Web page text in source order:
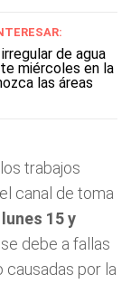
de agua
miércoles en la
las áreas
trabajos
canal de toma
lunes 15 y
se debe a fallas
causadas por la